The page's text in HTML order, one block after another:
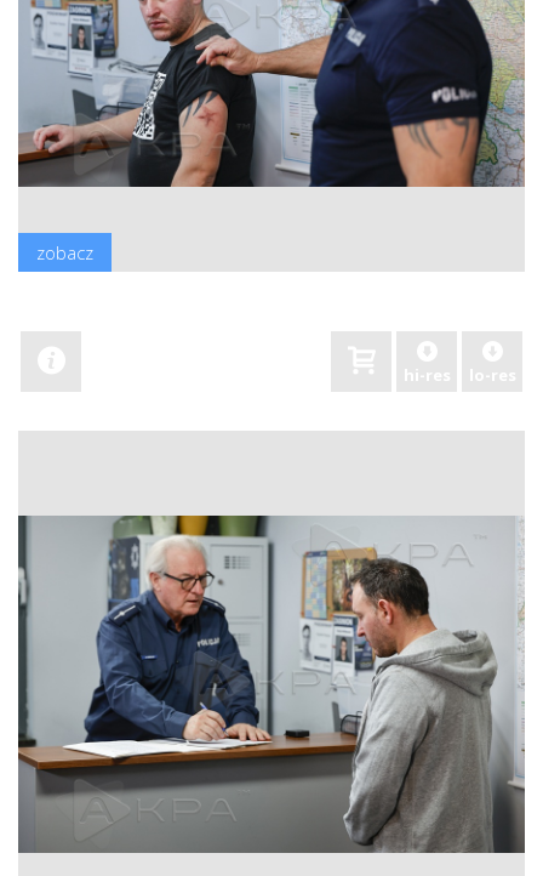
zobacz
hi-res lo-res